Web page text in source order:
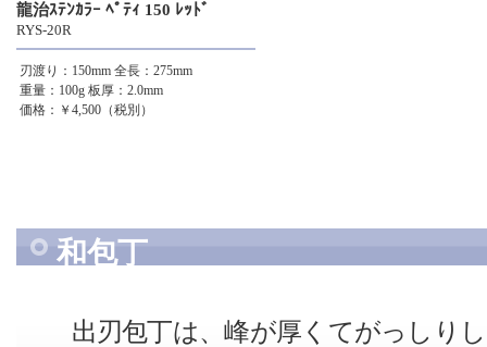
龍治ｽﾃﾝｶﾗｰ ﾍﾟﾃｨ 150 ﾚｯﾄﾞ
RYS-20R
刃渡り：150mm 全長：275mm
重量：100g 板厚：2.0mm
価格：￥4,500（税別）
和包丁
出刃包丁は、峰が厚くてがっしり